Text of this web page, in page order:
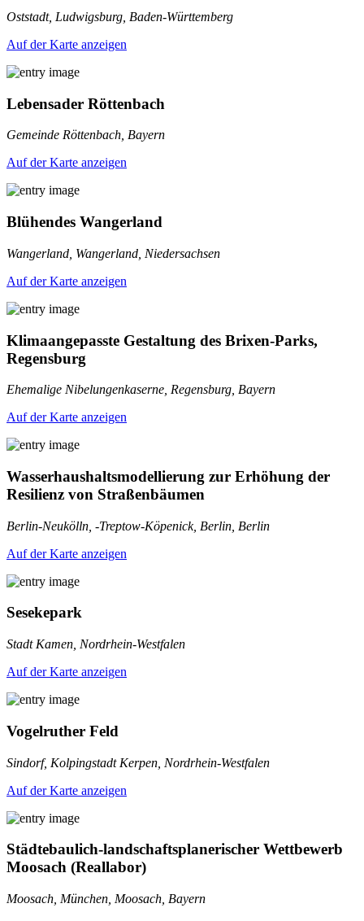
Oststadt, Ludwigsburg, Baden-Württemberg
Auf der Karte anzeigen
Lebensader Röttenbach
Gemeinde Röttenbach, Bayern
Auf der Karte anzeigen
Blühendes Wangerland
Wangerland, Wangerland, Niedersachsen
Auf der Karte anzeigen
Klimaangepasste Gestaltung des Brixen-Parks,
Regensburg
Ehemalige Nibelungenkaserne, Regensburg, Bayern
Auf der Karte anzeigen
Wasserhaushaltsmodellierung zur Erhöhung der
Resilienz von Straßenbäumen
Berlin-Neukölln, -Treptow-Köpenick, Berlin, Berlin
Auf der Karte anzeigen
Sesekepark
Stadt Kamen, Nordrhein-Westfalen
Auf der Karte anzeigen
Vogelruther Feld
Sindorf, Kolpingstadt Kerpen, Nordrhein-Westfalen
Auf der Karte anzeigen
Städtebaulich-landschaftsplanerischer Wettbewerb
Moosach (Reallabor)
Moosach, München, Moosach, Bayern